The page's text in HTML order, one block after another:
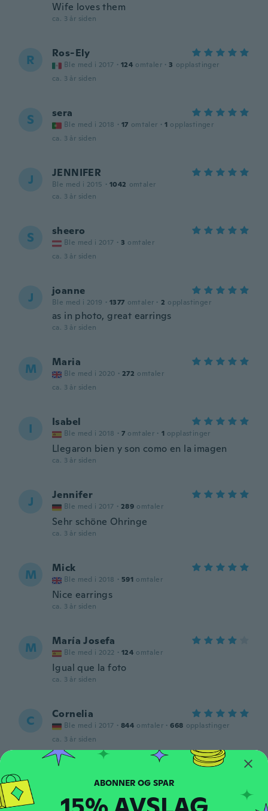
Wife loves them
ca. 3 år siden
R Ros-Ely
Ble med i 2017 · 124 omtaler · 3 opplastinger
ca. 3 år siden
S sera
Ble med i 2018 · 17 omtaler · 1 opplastinger
ca. 3 år siden
J JENNIFER
Ble med i 2015 · 1042 omtaler
ca. 3 år siden
S sheero
Ble med i 2017 · 3 omtaler
ca. 3 år siden
J joanne
Ble med i 2019 · 1377 omtaler · 2 opplastinger
as in photo, great earrings
ca. 3 år siden
M Maria
Ble med i 2020 · 272 omtaler
ca. 3 år siden
I Isabel
Ble med i 2018 · 7 omtaler · 1 opplastinger
Llegaron bien y son como en la imagen
ca. 3 år siden
J Jennifer
Ble med i 2017 · 289 omtaler
Sehr schöne Ohringe
ca. 3 år siden
M Mick
Ble med i 2018 · 591 omtaler
Nice earrings
ca. 3 år siden
M María Josefa
Ble med i 2022 · 124 omtaler
Igual que la foto
ca. 3 år siden
C Cornelia
Ble med i 2017 · 844 omtaler · 668 opplastinger
ca. 3 år siden
C Ble med i 2015 · 22 omtaler · 3 opplastinger
Sent 2 and only wanted. One